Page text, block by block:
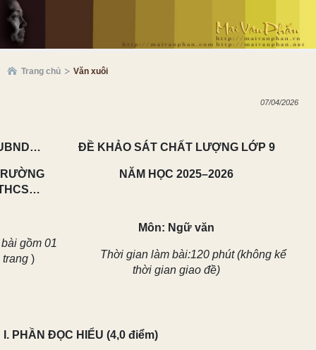
Trang chủ Văn xuôi
07/04/2026
gồm 01
trang )
ĐỀ KHẢO SÁT CHẤT LƯỢNG LỚP 9
NĂM HỌC 2025–2026
Môn: Ngữ văn
Thời gian làm bài:120 phút (không kể
thời gian giao đề)
I. PHẦN ĐỌC HIỂU (4,0 điểm)